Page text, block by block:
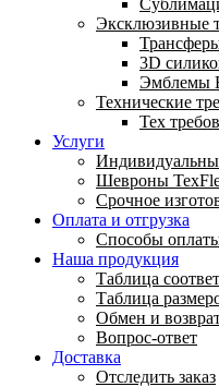
Эксклюзивные
3D
Эмблемы
Технические
Тех
Услуги
Шевроны
Срочное
Оплата и отгрузка
Способы оплаты
Наша продукция
Таблица
Таблица
Обмен и
Вопрос-ответ
Доставка
Отследить заказ